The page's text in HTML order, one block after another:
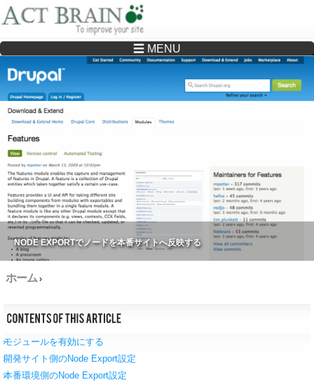
Drupalサイトの制作・保守をどこに頼んでいいか分からない方へ…まずはご相談く
☰ MENU
NODE EXPORTでノードを本番サイトへ反映する
ホーム ›
モジュールを有効にする
開発サイト側のNode Export設定
本番環境側のNode Export設定